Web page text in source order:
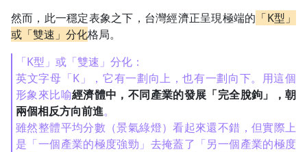
然而，此一穩定表象之下，台灣經濟正呈現極端的 「K型」
或「雙速」分化格局。
「K型」或「雙速」分化：
英文字母「K」，它有一劃向上，也有一劃向下。用這個
形象來比喻經濟體中，不同產業的發展「完全脫鉤」，朝
兩個相反方向前進。
雖然整體平均分數（景氣綠燈）看起來還不錯，但實際上
是「一個產業的極度強勁」去掩蓋了「另一個產業的極度